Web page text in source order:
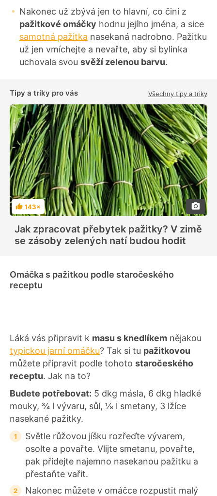
Nakonec už zbývá jen to hlavní, co činí z
pažitkové omáčky hodnu jejího jména, a sice
samotná pažitka nasekaná nadrobno. Pažitku
už jen vmíchejte a nevařte, aby si bylinka
uchovala svou svěží zelenou barvu.
Tipy a triky pro vás Všechny tipy a triky
H
o
n
o
c
e
143×
Jak zpracovat přebytek pažitky? V zimě
se zásoby zelených natí budou hodit
Omáčka s pažitkou podle staročeského
receptu
Láká vás připravit k masu s knedlíkem nějakou
typickou jarní omáčku? Tak si tu pažitkovou
můžete připravit podle tohoto staročeského
receptu. Jak na to?
Budete potřebovat: 5 dkg másla, 6 dkg hladké
mouky, ¾ l vývaru, sůl, ⅛ l smetany, 3 lžíce
nasekané pažitky.
Světle růžovou jíšku rozřeďte vývarem,
osolte a povařte. Vlijte smetanu, povařte,
pak přidejte najemno nasekanou pažitku a
přestaňte vařit.
Nakonec můžete v omáčce rozpustit malý